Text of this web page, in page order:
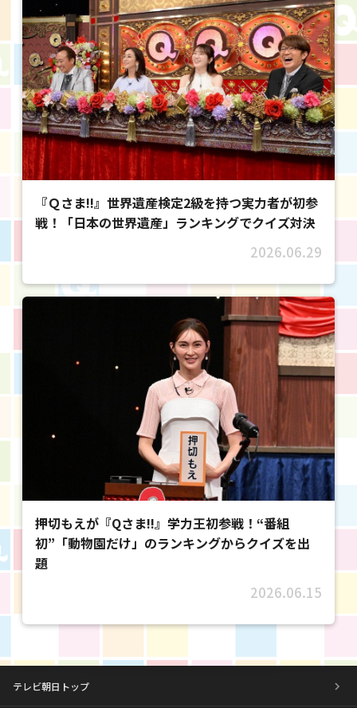
『Ｑさま!!』世界遺産検定2級を持つ実力者が初参
戦！「日本の世界遺産」ランキングでクイズ対決
2026.06.29
押切もえが『Qさま!!』学力王初参戦！“番組
初”「動物園だけ」のランキングからクイズを出
題
2026.06.15
テレビ朝日トップ